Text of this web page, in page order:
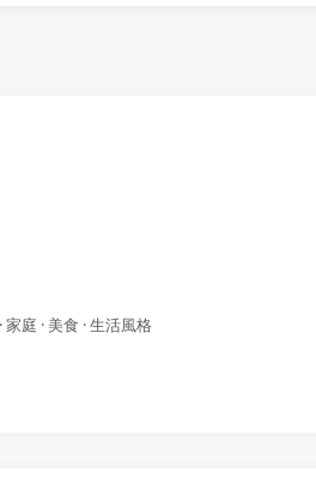
家庭 · 美食 · 生活風格